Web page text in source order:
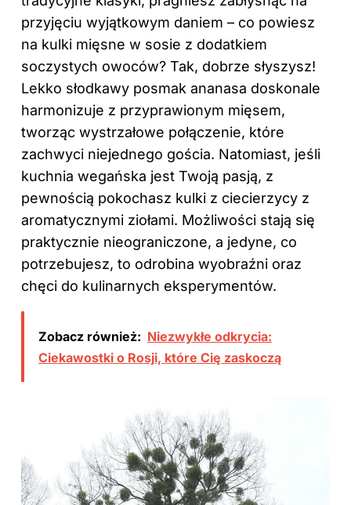
przyjęciu wyjątkowym daniem – co powiesz
na kulki mięsne w sosie z dodatkiem
soczystych owoców? Tak, dobrze słyszysz!
Lekko słodkawy posmak ananasa doskonale
harmonizuje z przyprawionym mięsem,
tworząc wystrzałowe połączenie, które
zachwyci niejednego gościa. Natomiast, jeśli
kuchnia wegańska jest Twoją pasją, z
pewnością pokochasz kulki z ciecierzycy z
aromatycznymi ziołami. Możliwości stają się
praktycznie nieograniczone, a jedyne, co
potrzebujesz, to odrobina wyobraźni oraz
chęci do kulinarnych eksperymentów.
Zobacz również: Niezwykłe odkrycia:
Ciekawostki o Rosji, które Cię zaskoczą